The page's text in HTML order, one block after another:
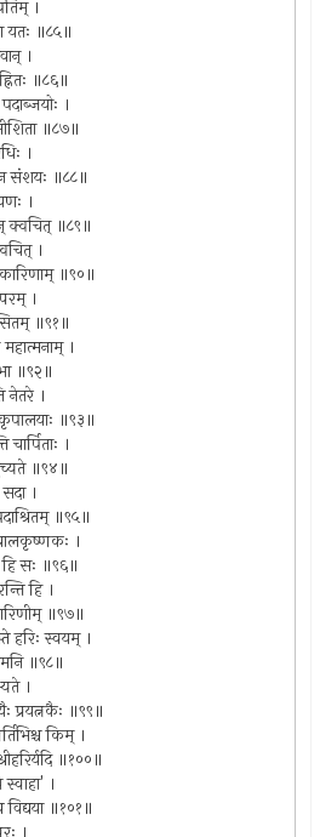
।
यतः ॥८५॥
।
॥८६॥
।
॥८७॥
।
संशयः ॥८८॥
।
क्वचित् ॥८९॥
।
॥९०॥
।
॥९१॥
महात्मनाम् ।
॥९२॥
नेतरे ।
॥९३॥
।
॥९४॥
सदा ।
॥९५॥
।
हि सः ॥९६॥
हि ।
॥९७॥
हरिः स्वयम् ।
॥९८॥
।
प्रयत्नकैः ॥९९॥
किम् ।
॥१००॥
।
विद्यया ॥१०१॥